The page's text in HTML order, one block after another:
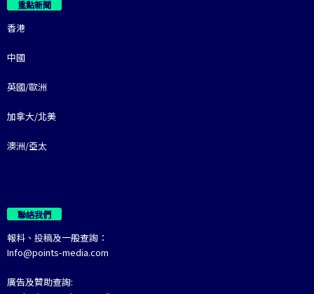
重點新聞
香港
中國
英國/歐洲
加拿大/北美
澳洲/亞太
聯絡我們
報料、投稿及一般查詢：
Info@points-media.com
廣告及贊助查詢: